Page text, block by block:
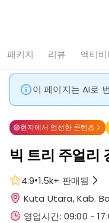
홈 Canggu 빅 트
이 페이지는 AI로
패키지 리뷰 액티비
현지에서 엄선한 콘텐츠
빅 트리 주얼리
4.9•1.5k+ 판매됨
Kuta Utara, Kab.
영업시간: 09:00 -